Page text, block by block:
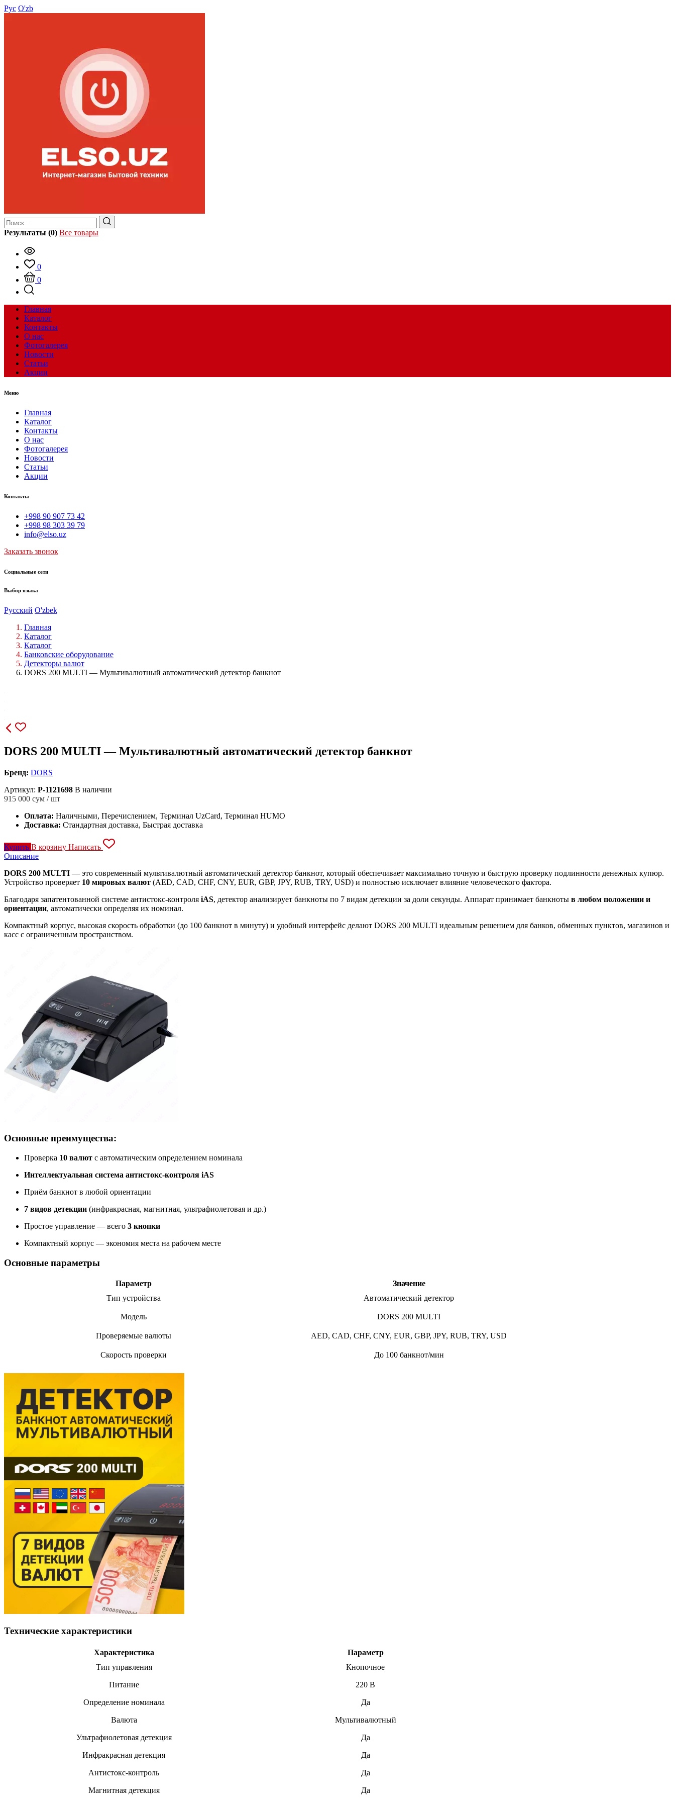
Рус O'zb
Результаты (0) Все товары
0
0
Главная
Каталог
Контакты
О нас
Фотогалерея
Новости
Статьи
Акции
Меню
Главная
Каталог
Контакты
О нас
Фотогалерея
Новости
Статьи
Акции
Контакты
+998 90 907 73 42
+998 98 303 39 79
info@elso.uz
Заказать звонок
Социальные сети
Выбор языка
Русский O'zbek
Главная
Каталог
Каталог
Банковские оборудование
Детекторы валют
DORS 200 MULTI — Мультивалютный автоматический детектор банкнот
DORS 200 MULTI — Мультивалютный автоматический детектор банкнот
Бренд: DORS
Артикул: P-1121698 В наличии
915 000 сум / шт
Оплата: Наличными, Перечислением, Терминал UzCard, Терминал HUMO
Доставка: Стандартная доставка, Быстрая доставка
Купить В корзину Написать
Описание
DORS 200 MULTI — это современный мультивалютный автоматический детектор банкнот, который обеспечивает максимально точную и быструю проверку подлинности денежных купюр.
Устройство проверяет 10 мировых валют (AED, CAD, CHF, CNY, EUR, GBP, JPY, RUB, TRY, USD) и полностью исключает влияние человеческого фактора.
Благодаря запатентованной системе антистокс-контроля iAS, детектор анализирует банкноты по 7 видам детекции за доли секунды. Аппарат принимает банкноты в любом положении и
ориентации, автоматически определяя их номинал.
Компактный корпус, высокая скорость обработки (до 100 банкнот в минуту) и удобный интерфейс делают DORS 200 MULTI идеальным решением для банков, обменных пунктов, магазинов и
касс с ограниченным пространством.
Основные преимущества:
Проверка 10 валют с автоматическим определением номинала
Интеллектуальная система антистокс-контроля iAS
Приём банкнот в любой ориентации
7 видов детекции (инфракрасная, магнитная, ультрафиолетовая и др.)
Простое управление — всего 3 кнопки
Компактный корпус — экономия места на рабочем месте
Основные параметры
Параметр
Значение
Тип устройства
Автоматический детектор
Модель DORS 200 MULTI
Проверяемые валюты AED, CAD, CHF, CNY, EUR, GBP, JPY, RUB, TRY, USD
Скорость проверки До 100 банкнот/мин
Технические характеристики
Характеристика
Параметр
Тип управления
Кнопочное
Питание 220 В
Определение номинала Да
Валюта Мультивалютный
Ультрафиолетовая детекция Да
Инфракрасная детекция Да
Антистокс-контроль Да
Магнитная детекция Да